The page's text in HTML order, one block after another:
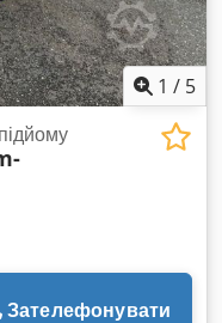
1 / 5
Зателефонувати